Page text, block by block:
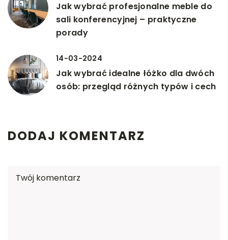
Jak wybrać profesjonalne meble do
sali konferencyjnej – praktyczne
porady
14-03-2024
Jak wybrać idealne łóżko dla dwóch
osób: przegląd różnych typów i cech
DODAJ KOMENTARZ